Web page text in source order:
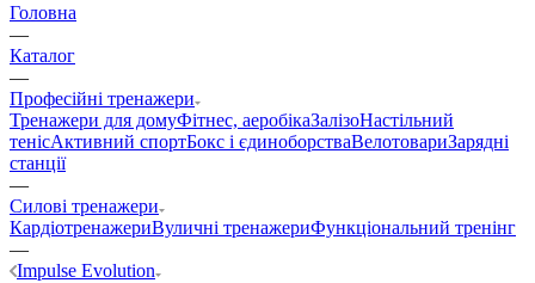
Головна
—
Каталог
—
Професійні тренажери
Тренажери для домуФітнес, аеробікаЗалізоНастільний
тенісАктивний спортБокс і єдиноборстваВелотовариЗарядні
станції
—
Силові тренажери
КардіотренажериВуличні тренажериФункціональний тренінг
—
Impulse Evolution